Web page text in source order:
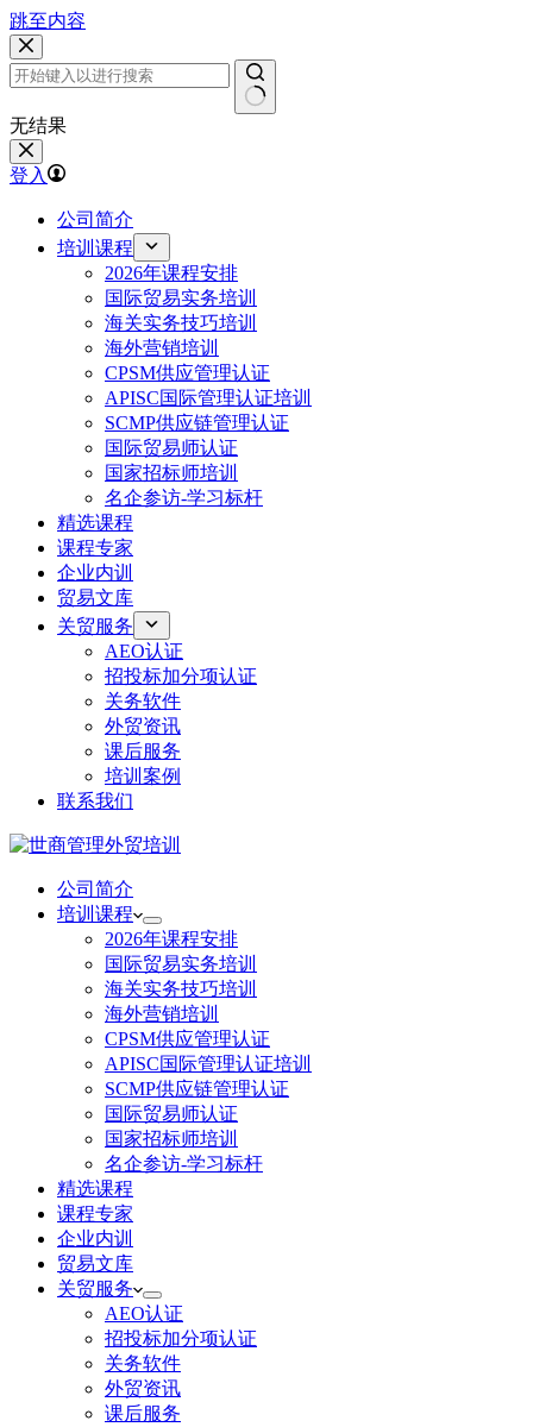
跳至内容
无结果
登入
公司简介
培训课程
2026年课程安排
国际贸易实务培训
海关实务技巧培训
海外营销培训
CPSM供应管理认证
APISC国际管理认证培训
SCMP供应链管理认证
国际贸易师认证
国家招标师培训
名企参访-学习标杆
精选课程
课程专家
企业内训
贸易文库
关贸服务
AEO认证
招投标加分项认证
关务软件
外贸资讯
课后服务
培训案例
联系我们
公司简介
培训课程
2026年课程安排
国际贸易实务培训
海关实务技巧培训
海外营销培训
CPSM供应管理认证
APISC国际管理认证培训
SCMP供应链管理认证
国际贸易师认证
国家招标师培训
名企参访-学习标杆
精选课程
课程专家
企业内训
贸易文库
关贸服务
AEO认证
招投标加分项认证
关务软件
外贸资讯
课后服务